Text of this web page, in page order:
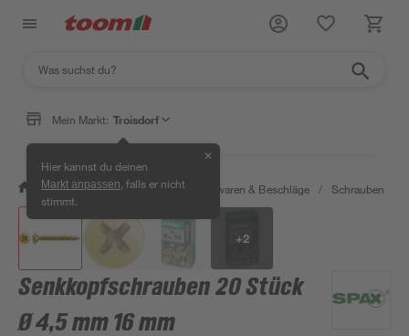
Mein Markt: Troisdorf
Hier kannst du deinen
Markt anpassen , falls er nicht
stimmt.
✕
/ Werkstatt & Maschinen / Eisenwaren & Beschläge / Schrauben
+2
Senkkopfschrauben 20 Stück
Ø 4,5 mm 16 mm